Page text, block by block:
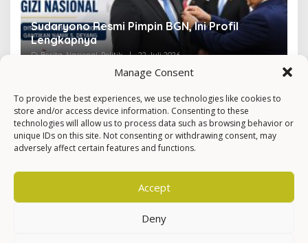
Manage Consent
To provide the best experiences, we use technologies like cookies to
store and/or access device information. Consenting to these
technologies will allow us to process data such as browsing behavior or
unique IDs on this site. Not consenting or withdrawing consent, may
adversely affect certain features and functions.
Accept
Deny
Viral! Amien Rais Singgung Prabowo, Ini
Faktanya
Di Berita, Nasional, Politik, Viral | 2 Mei 2026 Di